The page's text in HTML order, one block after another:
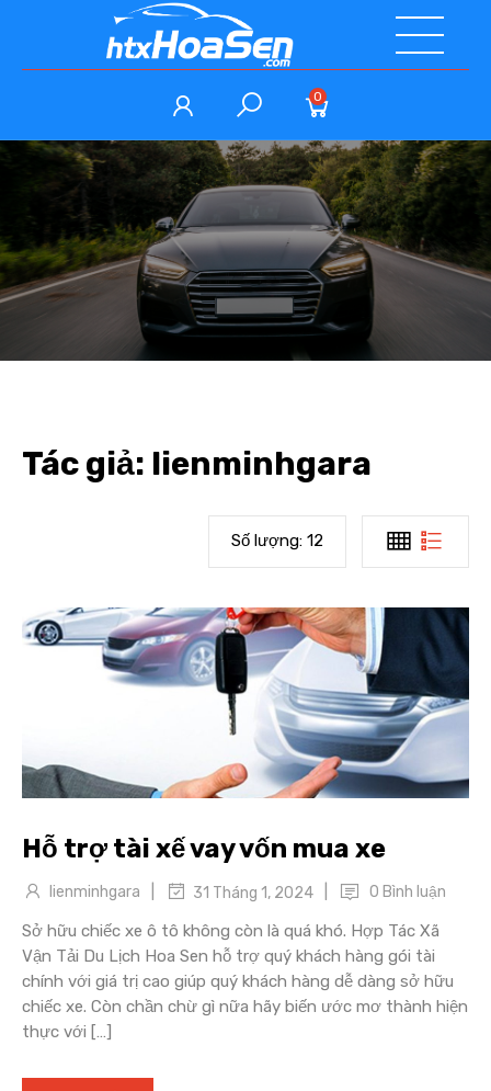
0
Tác giả: lienminhgara
Số lượng: 12
Hỗ trợ tài xế vay vốn mua xe
lienminhgara 31 Tháng 1, 2024 0 Bình luận
Sở hữu chiếc xe ô tô không còn là quá khó. Hợp Tác Xã
Vận Tải Du Lịch Hoa Sen hỗ trợ quý khách hàng gói tài
chính với giá trị cao giúp quý khách hàng dễ dàng sở hữu
chiếc xe. Còn chần chừ gì nữa hãy biến ước mơ thành hiện
thực với […]